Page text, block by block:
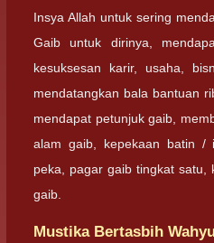
Insya Allah untuk sering
Gaib untuk dirinya,
kesuksesan karir, usaha,
mendatangkan bala bantuan
mendapat petunjuk gaib,
alam gaib, kepekaan batin /
peka, pagar gaib tingkat satu,
gaib.
Mustika Bertasbih